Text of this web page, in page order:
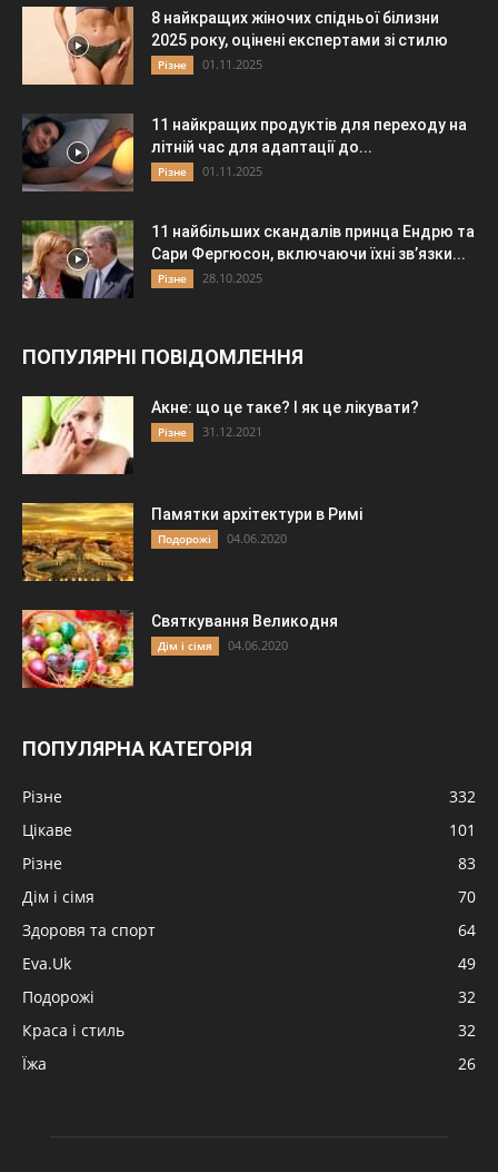
8 найкращих жіночих спідньої білизни
2025 року, оцінені експертами зі стилю
Різне 01.11.2025
11 найкращих продуктів для переходу на
літній час для адаптації до...
Різне 01.11.2025
11 найбільших скандалів принца Ендрю та
Сари Фергюсон, включаючи їхні зв’язки...
Різне 28.10.2025
ПОПУЛЯРНІ ПОВІДОМЛЕННЯ
Акне: що це таке? І як це лікувати?
Різне 31.12.2021
Памятки архітектури в Римі
Подорожі 04.06.2020
Святкування Великодня
Дім і сімя 04.06.2020
ПОПУЛЯРНА КАТЕГОРІЯ
Різне
332
Цікаве
101
Різне
83
Дім і сімя
70
Здоровя та спорт
64
Eva.Uk
49
Подорожі
32
Краса і стиль
32
Їжа
26